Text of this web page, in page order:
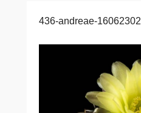
436-andreae-16062302